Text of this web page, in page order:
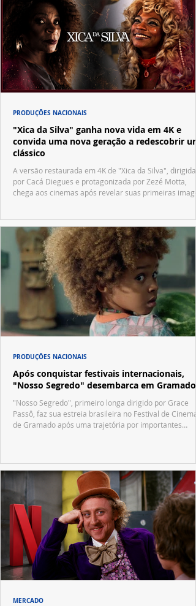
"Xica da Silva" ganha nova vida em 4K e
convida uma nova geração a redescobrir um
clássico
A versão restaurada em 4K de "Xica da Silva", dirigida
por Cacá Diegues e protagonizada por Zezé Motta,
chega aos cinemas após revelar suas primeiras
PRODUÇÕES NACIONAIS
Após conquistar festivais internacionais,
"Nosso Segredo" desembarca em Gramado
"Nosso Segredo", primeiro longa dirigido por Grace
Passô, faz sua estreia brasileira no Festival de Cinema
de Gramado após uma trajetória por importantes
PRODUÇÕES NACIONAIS
MERCADO